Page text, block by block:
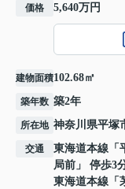
価格 5,640万円
建物面積102.68㎡
築年数 築2年
所在地 神奈川県平塚
交通 東海道本線 「
局前」 停歩3
東海道本線 「